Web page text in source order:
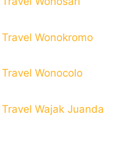
Wonokromo
Wonocolo
Wajak Juanda